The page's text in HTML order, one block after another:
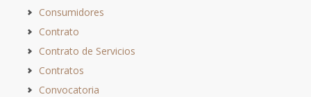
Consumidores
Contrato
Contrato de Servicios
Contratos
Convocatoria